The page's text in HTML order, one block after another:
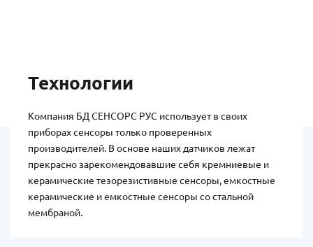
Технологии
Компания БД СЕНСОРС РУС использует в своих
приборах сенсоры только проверенных
производителей. В основе наших датчиков лежат
прекрасно зарекомендовавшие себя кремниевые и
керамические тезорезистивные сенсоры, емкостные
керамические и емкостные сенсоры со стальной
мембраной.